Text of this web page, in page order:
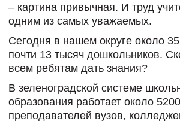
– картина привычная. И труд
одним из самых уважаемых.
Сегодня в нашем округе около
почти 13 тысяч дошкольников.
всем ребятам дать знания?
В зеленоградской системе
образования работает около
преподавателей вузов,